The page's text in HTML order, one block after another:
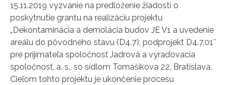
15.11.2019 vyzvanie na predloženie žiadosti o
poskytnutie grantu na realizáciu projektu
„Dekontaminácia a demolácia budov JE V1 a uvedenie
areálu do pôvodného stavu (D4.7), podprojekt D4.7.01″
pre prijímateľa spoločnosť Jadrová a vyraďovacia
spoločnosť, a. s., so sídlom Tomášikova 22, Bratislava.
Cieľom tohto projektu je ukončenie procesu